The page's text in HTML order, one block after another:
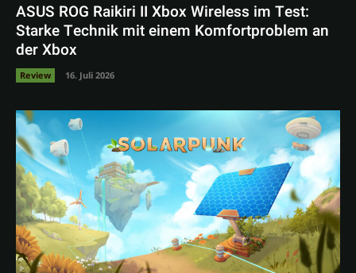
ASUS ROG Raikiri II Xbox Wireless im Test:
Starke Technik mit einem Komfortproblem an
der Xbox
Review 16. Juli 2026